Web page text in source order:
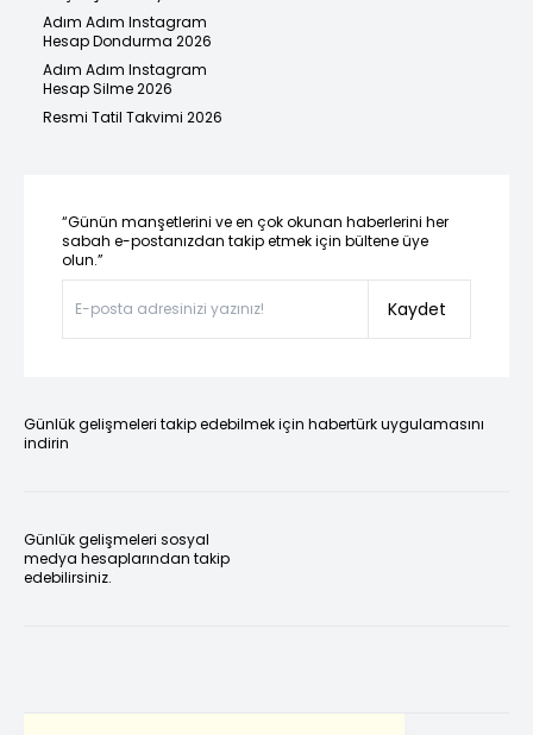
Adım Adım Instagram
Hesap Dondurma 2026
Adım Adım Instagram
Hesap Silme 2026
Resmi Tatil Takvimi 2026
“Günün manşetlerini ve en çok okunan haberlerini her
sabah e-postanızdan takip etmek için bültene üye
olun.”
Kaydet
Günlük gelişmeleri takip edebilmek için habertürk uygulamasını
indirin
Günlük gelişmeleri sosyal
medya hesaplarından takip
edebilirsiniz.